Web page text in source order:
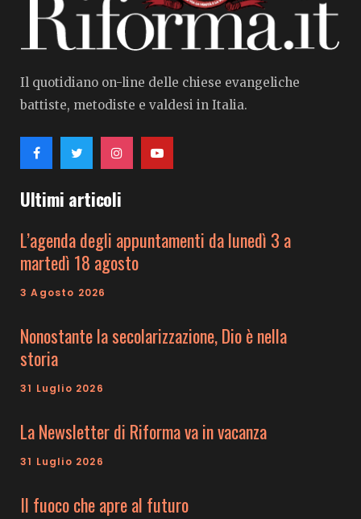
Il quotidiano on-line delle chiese evangeliche
battiste, metodiste e valdesi in Italia.
Ultimi articoli
L’agenda degli appuntamenti da lunedì 3 a
martedì 18 agosto
3 Agosto 2026
Nonostante la secolarizzazione, Dio è nella
storia
31 Luglio 2026
La Newsletter di Riforma va in vacanza
31 Luglio 2026
Il fuoco che apre al futuro